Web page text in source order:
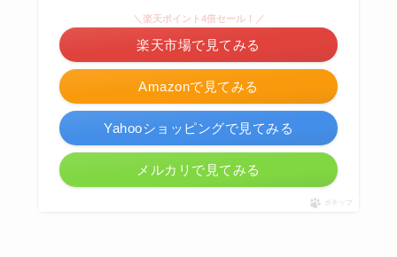
Amazonで見てみる
＼楽天ポイント4倍セール！／
楽天市場で見てみる
Yahooショッピングで見てみる
メルカリで見てみる
ポチップ